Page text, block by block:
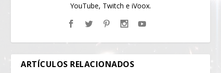
YouTube, Twitch e iVoox.
ARTÍCULOS RELACIONADOS